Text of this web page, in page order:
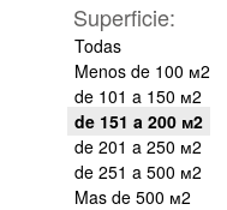
Superficie:
Todas
Menos de 100 м2
de 101 a 150 м2
de 151 a 200 м2
de 201 a 250 м2
de 251 a 500 м2
Mas de 500 м2